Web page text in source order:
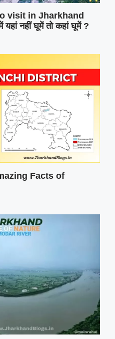
visit in Jharkhand
नहीं घूमें तो कहां घूमें ?
Facts of